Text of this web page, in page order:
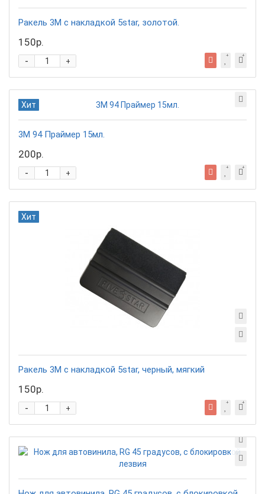
Ракель 3М с накладкой 5star, золотой.
150р.
+
-
Хит
3М 94 Праймер 15мл.
200р.
+
-
Хит
Ракель 3М с накладкой 5star, черный, мягкий
150р.
+
-